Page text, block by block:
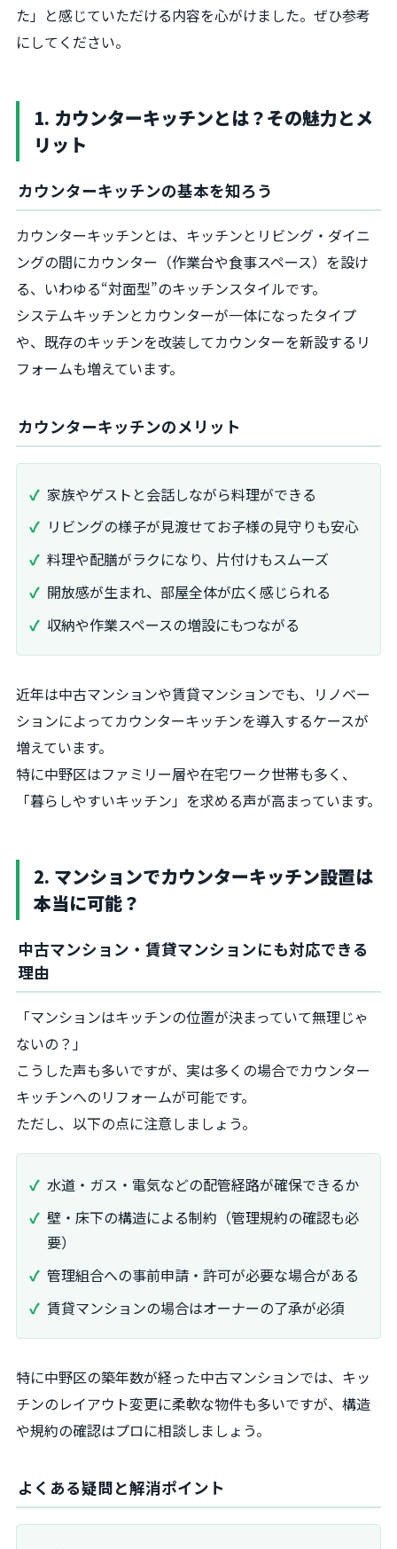
た」と感じていただける内容を心がけました。ぜひ参考
にしてください。
1. カウンターキッチンとは？その魅力とメ
リット
カウンターキッチンの基本を知ろう
カウンターキッチンとは、キッチンとリビング・ダイニ
ングの間にカウンター（作業台や食事スペース）を設け
る、いわゆる“対面型”のキッチンスタイルです。
システムキッチンとカウンターが一体になったタイプ
や、既存のキッチンを改装してカウンターを新設するリ
フォームも増えています。
カウンターキッチンのメリット
家族やゲストと会話しながら料理ができる
リビングの様子が見渡せてお子様の見守りも安心
料理や配膳がラクになり、片付けもスムーズ
開放感が生まれ、部屋全体が広く感じられる
収納や作業スペースの増設にもつながる
近年は中古マンションや賃貸マンションでも、リノベー
ションによってカウンターキッチンを導入するケースが
増えています。
特に中野区はファミリー層や在宅ワーク世帯も多く、
「暮らしやすいキッチン」を求める声が高まっています。
2. マンションでカウンターキッチン設置は
本当に可能？
中古マンション・賃貸マンションにも対応できる
理由
「マンションはキッチンの位置が決まっていて無理じゃ
ないの？」
こうした声も多いですが、実は多くの場合でカウンター
キッチンへのリフォームが可能です。
ただし、以下の点に注意しましょう。
水道・ガス・電気などの配管経路が確保できるか
壁・床下の構造による制約（管理規約の確認も必
要）
管理組合への事前申請・許可が必要な場合がある
賃貸マンションの場合はオーナーの了承が必須
特に中野区の築年数が経った中古マンションでは、キッ
チンのレイアウト変更に柔軟な物件も多いですが、構造
や規約の確認はプロに相談しましょう。
よくある疑問と解消ポイント